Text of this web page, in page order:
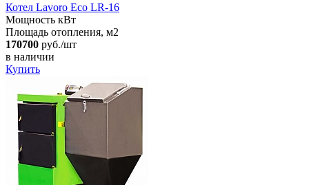
Котел Lavoro Eco LR-16
Мощность кВт
Площадь отопления, м2
170700 руб./шт
в наличии
Купить